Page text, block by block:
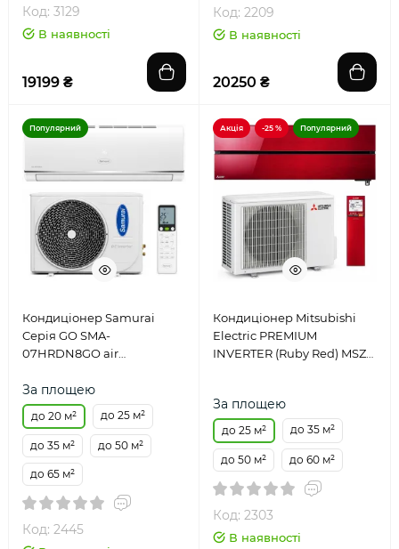
Код: 3129
В наявності
19199 ₴
Код: 2209
В наявності
20250 ₴
Популярний
Кондиціонер Samurai
Cерія GO SMA-
07HRDN8GO air
За площею
до 20 м² до 25 м²
до 35 м² до 50 м²
до 65 м²
Код: 2445
Акція -25 % Популярний
Кондиціонер Mitsubishi
Electric PREMIUM
INVERTER (Ruby Red) MSZ-
За площею
до 25 м² до 35 м²
до 50 м² до 60 м²
Код: 2303
В наявності